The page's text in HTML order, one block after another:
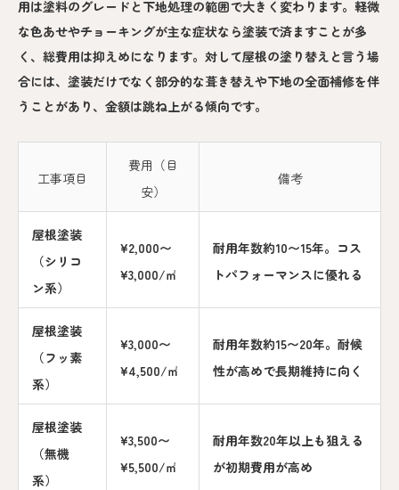
用は塗料のグレードと下地処理の範囲で大きく変わります。軽微
な色あせやチョーキングが主な症状なら塗装で済ますことが多
く、総費用は抑えめになります。対して屋根の塗り替えと言う場
合には、塗装だけでなく部分的な葺き替えや下地の全面補修を伴
うことがあり、金額は跳ね上がる傾向です。
工事項目
費用（目
安）
備考
屋根塗装
（シリコ
ン系）
¥2,000〜
¥3,000/㎡
耐用年数約10〜15年。コス
トパフォーマンスに優れる
屋根塗装
（フッ素
系）
¥3,000〜
¥4,500/㎡
耐用年数約15〜20年。耐候
性が高めで長期維持に向く
屋根塗装
（無機
系）
¥3,500〜
¥5,500/㎡
耐用年数20年以上も狙える
が初期費用が高め